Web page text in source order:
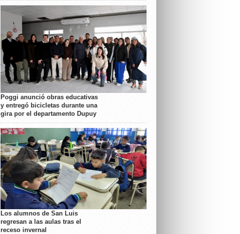
Poggi anunció obras educativas
y entregó bicicletas durante una
gira por el departamento Dupuy
Los alumnos de San Luis
regresan a las aulas tras el
receso invernal